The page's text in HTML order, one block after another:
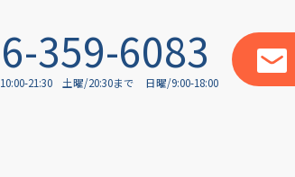
359-6083
21:30 土曜/20:30まで 日曜/9:00-18:00